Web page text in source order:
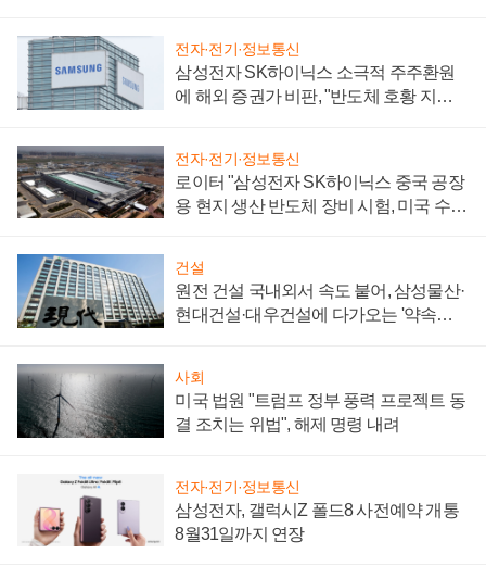
전자·전기·정보통신
삼성전자 SK하이닉스 소극적 주주환원
에 해외 증권가 비판, "반도체 호황 지속
전자·전기·정보통신
로이터 "삼성전자 SK하이닉스 중국 공장
용 현지 생산 반도체 장비 시험, 미국 수출
건설
원전 건설 국내외서 속도 붙어, 삼성물산·
현대건설·대우건설에 다가오는 '약속의
사회
미국 법원 "트럼프 정부 풍력 프로젝트 동
결 조치는 위법", 해제 명령 내려
전자·전기·정보통신
삼성전자, 갤럭시Z 폴드8 사전예약 개통
8월31일까지 연장